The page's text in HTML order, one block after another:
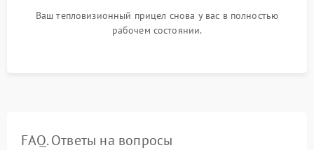
Ваш тепловизионный прицел снова у вас в полностью
рабочем состоянии.
FAQ. Ответы на вопросы